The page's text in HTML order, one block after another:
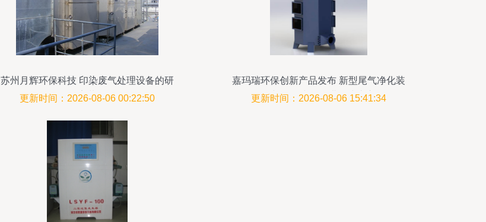
苏州月辉环保科技 印染废气处理设备的研
发、销售及安装一体化服务
更新时间：2026-08-06 00:22:50
嘉玛瑞环保创新产品发布 新型尾气净化装
置与活性炭吸附塔正式上市
更新时间：2026-08-06 15:41:34